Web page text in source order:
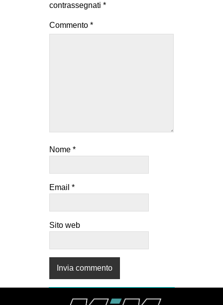
contrassegnati *
Commento *
Nome *
Email *
Sito web